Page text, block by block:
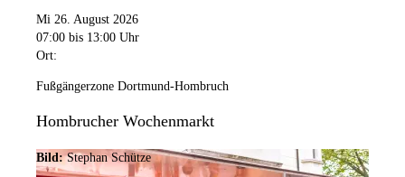
Mi 26. August 2026
07:00 bis 13:00 Uhr
Ort:
Fußgängerzone Dortmund-Hombruch
Hombrucher Wochenmarkt
Bild: Stephan Schütze